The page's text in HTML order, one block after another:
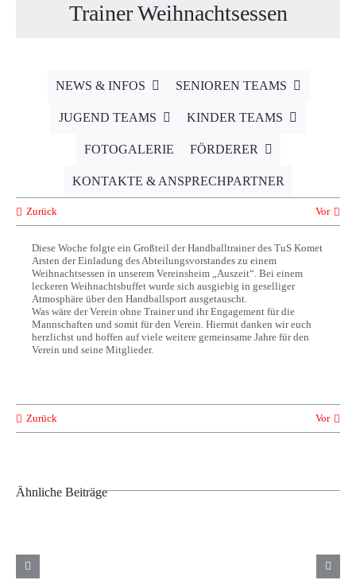
Trainer Weihnachtsessen
NEWS & INFOS SENIOREN TEAMS
JUGEND TEAMS KINDER TEAMS
FOTOGALERIE FÖRDERER
KONTAKTE & ANSPRECHPARTNER
Zurück Vor
Diese Woche folgte ein Großteil der Handballtrainer des TuS Komet
Arsten der Einladung des Abteilungsvorstandes zu einem
Weihnachtsessen in unserem Vereinsheim „Auszeit“. Bei einem
leckeren Weihnachtsbuffet wurde sich ausgiebig in geselliger
Atmosphäre über den Handballsport ausgetauscht.
Was wäre der Verein ohne Trainer und ihr Engagement für die
Mannschaften und somit für den Verein. Hiermit danken wir euch
herzlichst und hoffen auf viele weitere gemeinsame Jahre für den
Verein und seine Mitglieder.
Zurück Vor
Ähnliche Beiträge